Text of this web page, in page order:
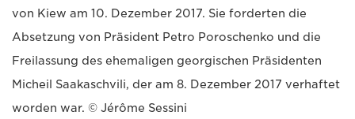
von Kiew am 10. Dezember 2017. Sie forderten die
Absetzung von Präsident Petro Poroschenko und die
Freilassung des ehemaligen georgischen Präsidenten
Micheil Saakaschvili, der am 8. Dezember 2017 verhaftet
worden war. © Jérôme Sessini